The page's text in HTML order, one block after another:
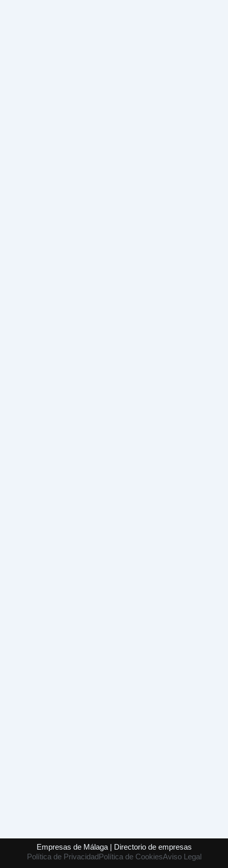
Empresas de Málaga | Directorio de empresas
Política de Privacidad Política de CookiesAviso Legal